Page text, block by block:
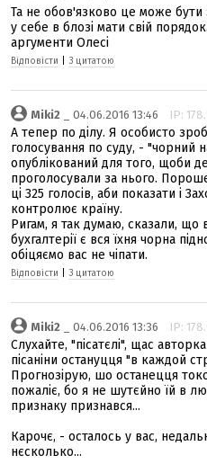
Та не обов'язково це може
у себе в блозі мати свій
аргументи Олесі
Відповісти З цитатою
Miki2 _ 04.06.2016 13:46 IP:
А тепер по ділу. Я особисто
голосування по суду, - "чорний
опублікований для того, щоби
проголосували за нього.
ці 325 голосів, аби показати і
контролює країну.
Ригам, я так думаю, сказали, що
бухгалтерії є вся їхня чорна
обіцяємо вас не чіпати.
Відповісти З цитатою
Miki2 _ 04.06.2016 13:36 IP:
Слухайте, "пісатєлі", щас
пісаніни остануцця "в каждой
Прогнозірую, шо останецця
пожаліє, бо я не шутєйно їй в
признаку признався...
Карочє, - осталось у вас,
нєсколько...